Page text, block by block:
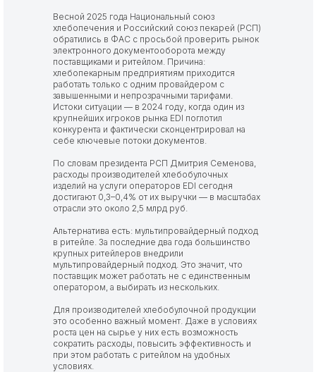
Весной 2025 года Национальный союз
хлебопечения и Российский союз пекарей (РСП)
обратились в ФАС с просьбой проверить рынок
электронного документооборота между
поставщиками и ритейлом. Причина:
хлебопекарным предприятиям приходится
работать только с одним провайдером с
завышенными и непрозрачными тарифами.
Истоки ситуации — в 2024 году, когда один из
крупнейших игроков рынка EDI поглотил
конкурента и фактически сконцентрировал на
себе ключевые потоки документов.
По словам президента РСП Дмитрия Семенова,
расходы производителей хлебобулочных
изделий на услуги операторов EDI сегодня
достигают 0,3–0,4% от их выручки — в масштабах
отрасли это около 2,5 млрд руб.
Альтернатива есть: мультипровайдерный подход
в ритейле. За последние два года большинство
крупных ритейлеров внедрили
мультипровайдерный подход. Это значит, что
поставщик может работать не с единственным
оператором, а выбирать из нескольких.
Для производителей хлебобулочной продукции
это особенно важный момент. Даже в условиях
роста цен на сырье у них есть возможность
сократить расходы, повысить эффективность и
при этом работать с ритейлом на удобных
условиях.